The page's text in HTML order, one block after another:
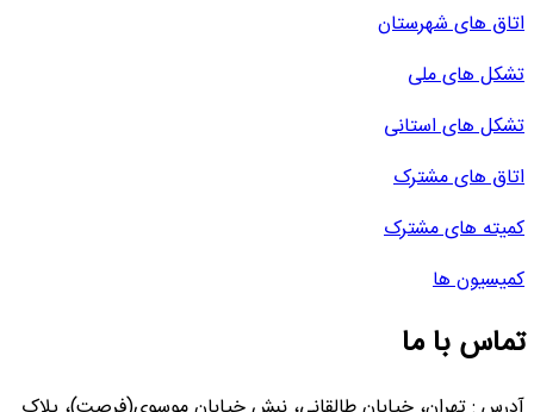
اتاق های شهرستان
تشکل های ملی
تشکل های استانی
اتاق های مشترک
کمیته های مشترک
کمیسیون ها
تماس با ما